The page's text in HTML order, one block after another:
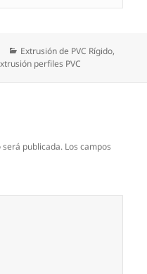
Categorías
Extrusión de PVC Rígido,
perfiles PVC
publicada. Los campos